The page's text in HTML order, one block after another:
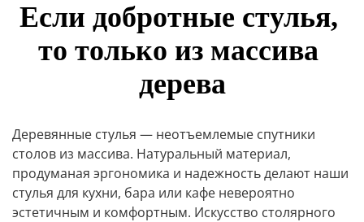
Если добротные стулья,
то только из массива
дерева
Деревянные стулья — неотъемлемые спутники
столов из массива. Натуральный материал,
продуманая эргономика и надежность делают наши
стулья для кухни, бара или кафе невероятно
эстетичным и комфортным. Искусство столярного